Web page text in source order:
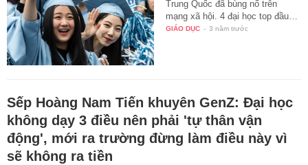
Trung Quốc đã bùng nổ trên
mạng xã hội. 4 đại học top đầu…
GIÁO DỤC - 3 năm trước
Sếp Hoàng Nam Tiến khuyên GenZ: Đại học
không dạy 3 điều nên phải 'tự thân vận
động', mới ra trường đừng làm điều này vì
sẽ không ra tiền